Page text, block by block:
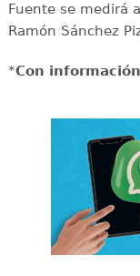
Fuente se medirá
Ramón Sánchez
*Con